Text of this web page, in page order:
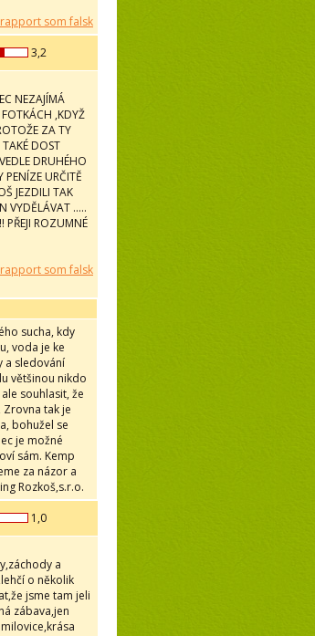
rapport som falsk
3,2
NEZAJÍMÁ
FOTKÁCH ,KDYŽ
ZA TY
DOST
DRUHÉHO
URČITĚ
JEZDILI TAK
VYDĚLÁVAT .....
PŘEJI ROZUMNÉ
rapport som falsk
sucha, kdy
voda je ke
a sledování
většinou nikdo
souhlasit, že
Zrovna tak je
bohužel se
je možné
sám. Kemp
za názor a
Rozkoš,s.r.o.
1,0
a
o několik
jsme tam jeli
zábava,jen